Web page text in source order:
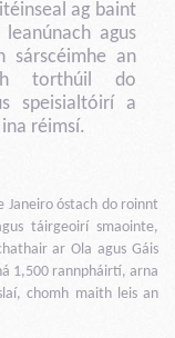
ag baint
agus
sárscéimhe an
torthúil do
speisialtóirí a
réimsí.
Janeiro óstach do roinnt
táirgeoirí smaointe,
ar Ola agus Gáis
1,500 rannpháirtí, arna
chomh maith leis an